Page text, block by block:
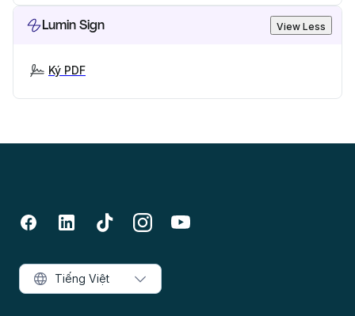
Lumin Sign View Less
Ký PDF
Tiếng Việt